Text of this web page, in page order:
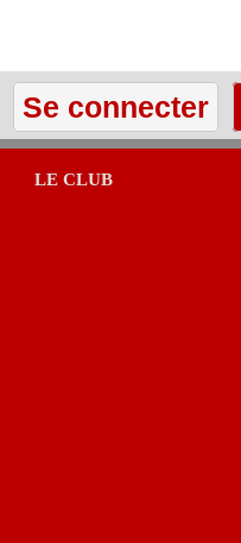
Se connecter
LE CLUB